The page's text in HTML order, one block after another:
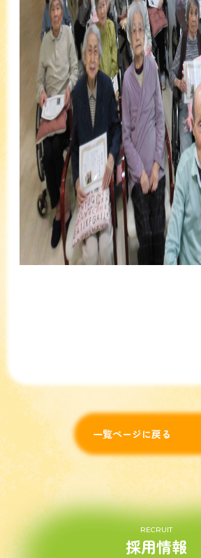
一覧ページに戻る
RECRUIT
採用情報